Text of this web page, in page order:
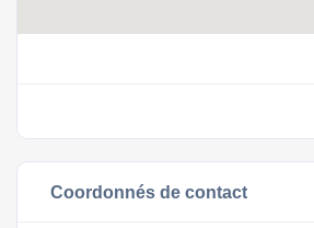
Coordonnés de contact